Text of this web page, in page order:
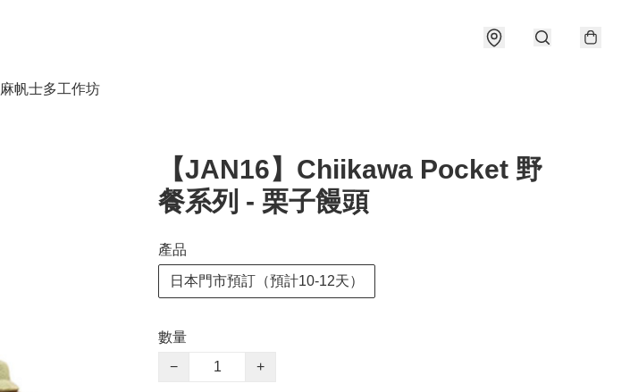
麻帆士多工作坊
【JAN16】Chiikawa Pocket 野
餐系列 - 栗子饅頭
產品
日本門市預訂（預計10-12天）
數量
−
+